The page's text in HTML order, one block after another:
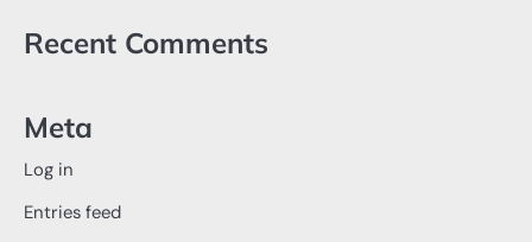
Recent Comments
Meta
Log in
Entries feed